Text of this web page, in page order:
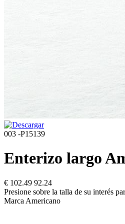
003 -P15139
Enterizo largo
€ 102.49 92.24
Presione sobre la talla de su interés
Marca Americano